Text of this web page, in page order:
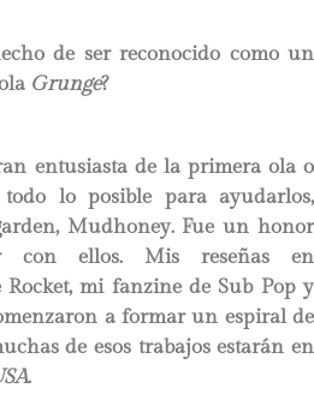
de ser reconocido como un
Grunge?
entusiasta de la primera ola o
lo posible para ayudarlos,
Mudhoney. Fue un honor
con ellos. Mis reseñas en
mi fanzine de Sub Pop y
a formar un espiral de
de esos trabajos estarán en
.